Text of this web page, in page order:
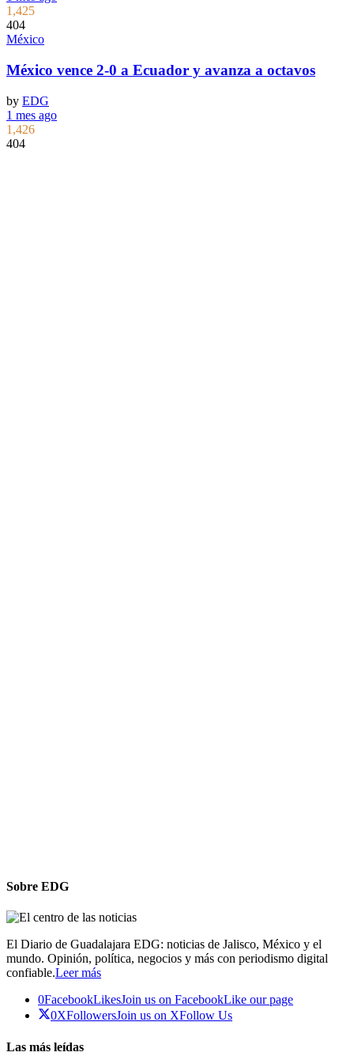
1,425
404
México
México vence 2-0 a Ecuador y avanza a octavos
by EDG
1 mes ago
1,426
404
Sobre EDG
El Diario de Guadalajara EDG: noticias de Jalisco, México y el
mundo. Opinión, política, negocios y más con periodismo digital
confiable.Leer más
0FacebookLikesJoin us on FacebookLike our page
0XFollowersJoin us on XFollow Us
Las más leídas